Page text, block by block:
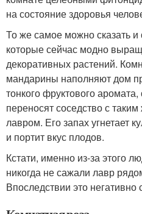
на состояние здоровья
То же самое можно сказать
которые сейчас модно
декоративных растений.
мандарины наполняют дом
тонкого фруктового
переносят соседство с
лавром. Его запах угнетает
и портит вкус плодов.
Кстати, именно из-за этого
никогда не сажали лавр
Впоследствии это негативно